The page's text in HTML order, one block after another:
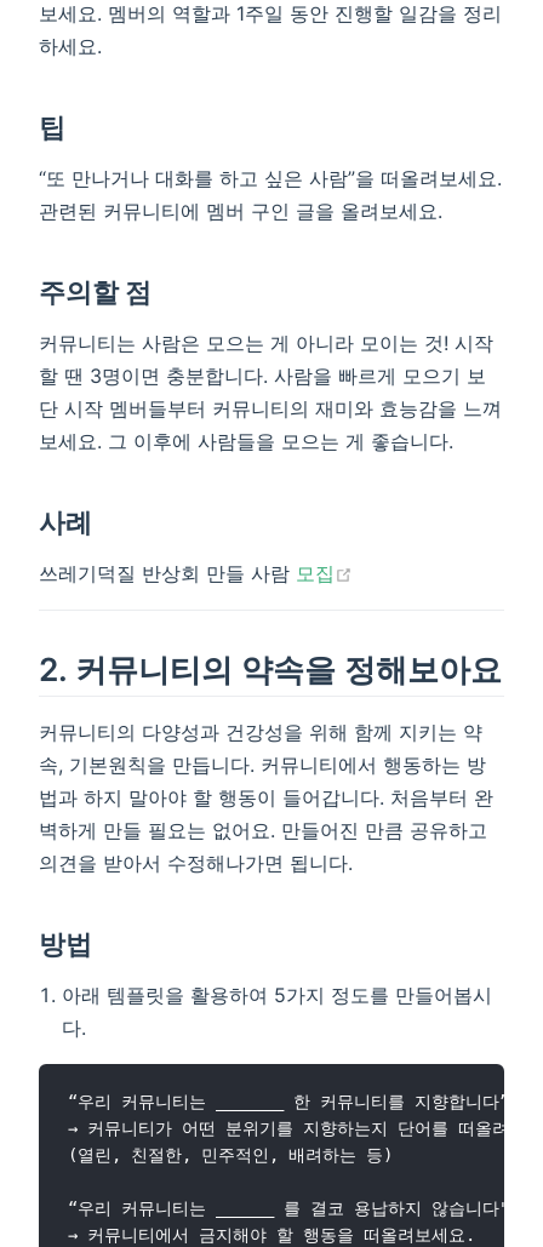
보세요. 멤버의 역할과 1주일 동안 진행할 일감을 정리
하세요.
팁
“또 만나거나 대화를 하고 싶은 사람”을 떠올려보세요.
관련된 커뮤니티에 멤버 구인 글을 올려보세요.
주의할 점
커뮤니티는 사람은 모으는 게 아니라 모이는 것! 시작
할 땐 3명이면 충분합니다. 사람을 빠르게 모으기 보
단 시작 멤버들부터 커뮤니티의 재미와 효능감을 느껴
보세요. 그 이후에 사람들을 모으는 게 좋습니다.
사례
쓰레기덕질 반상회 만들 사람 모집
2. 커뮤니티의 약속을 정해보아요
커뮤니티의 다양성과 건강성을 위해 함께 지키는 약
속, 기본원칙을 만듭니다. 커뮤니티에서 행동하는 방
법과 하지 말아야 할 행동이 들어갑니다. 처음부터 완
벽하게 만들 필요는 없어요. 만들어진 만큼 공유하고
의견을 받아서 수정해나가면 됩니다.
방법
아래 템플릿을 활용하여 5가지 정도를 만들어봅시
다.
“우리 커뮤니티는 _______ 한 커뮤니티를 지향합니다”
→ 커뮤니티가 어떤 분위기를 지향하는지 단어를 떠올려보
(열린, 친절한, 민주적인, 배려하는 등)
“우리 커뮤니티는 ______ 를 결코 용납하지 않습니다"
→ 커뮤니티에서 금지해야 할 행동을 떠올려보세요.